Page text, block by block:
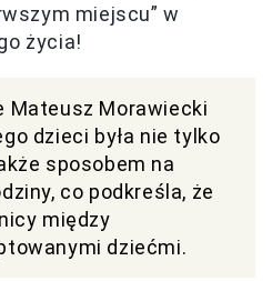
miejscu” w
życia!
Mateusz Morawiecki
dzieci była nie tylko
sposobem na
co podkreśla, że
między
dziećmi.